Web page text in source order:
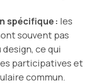
spécifique : les
souvent pas
ce qui
participatives et
commun.